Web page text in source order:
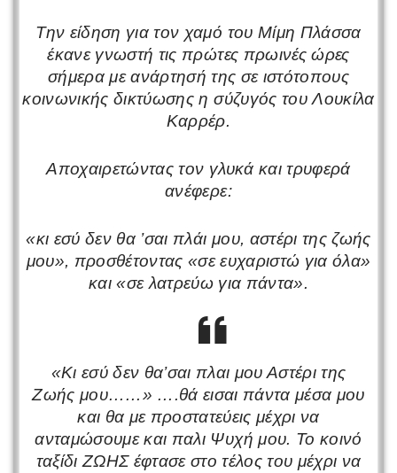
Την είδηση για τον χαμό του Μίμη Πλάσσα
έκανε γνωστή τις πρώτες πρωινές ώρες
σήμερα με ανάρτησή της σε ιστότοπους
κοινωνικής δικτύωσης η σύζυγός του Λουκίλα
Καρρέρ.
Αποχαιρετώντας τον γλυκά και τρυφερά
ανέφερε:
«κι εσύ δεν θα ’σαι πλάι μου, αστέρι της ζωής
μου», προσθέτοντας «σε ευχαριστώ για όλα»
και «σε λατρεύω για πάντα».
«Κι εσύ δεν θα’σαι πλαι μου Αστέρι της
Ζωής μου……» ….θά εισαι πάντα μέσα μου
και θα με προστατεύεις μέχρι να
ανταμώσουμε και παλι Ψυχή μου. Το κοινό
ταξίδι ΖΩΗΣ έφτασε στο τέλος του μέχρι να